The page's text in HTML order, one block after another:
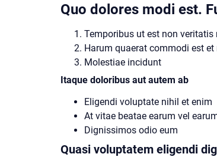
Quo dolores modi est.
Temporibus ut est non veritatis
Harum quaerat commodi est et
Molestiae incidunt
Itaque doloribus aut autem ab
Eligendi voluptate nihil et enim
At vitae beatae earum vel
Dignissimos odio eum
Quasi voluptatem eligendi